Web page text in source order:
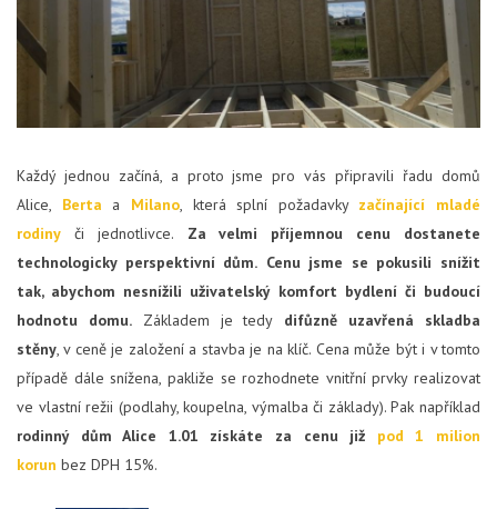
Každý jednou začíná, a proto jsme pro vás připravili řadu domů
Alice, Berta a Milano, která splní požadavky začínající mladé
rodiny či jednotlivce. Za velmi příjemnou cenu dostanete
technologicky perspektivní dům. Cenu jsme se pokusili snížit
tak, abychom nesnížili uživatelský komfort bydlení či budoucí
hodnotu domu.Základem je tedy difůzně uzavřená skladba
stěny, v ceně je založení a stavba je na klíč. Cena může být i v tomto
případě dále snížena, pakliže se rozhodnete vnitřní prvky realizovat
ve vlastní režii (podlahy, koupelna, výmalba či základy). Pak například
rodinný dům Alice 1.01 získáte za cenu již pod 1 milion
korun bez DPH 15%.